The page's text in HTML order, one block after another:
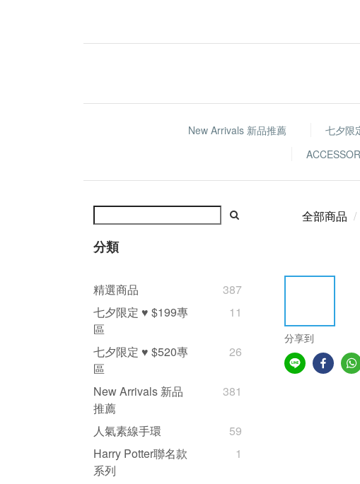
New Arrivals 新品推薦 七夕限
分類
精選商品
387
七夕限定 ♥ $199專
區
11
七夕限定 ♥ $520專
區
26
New Arrivals 新品
推薦
381
人氣素線手環
59
Harry Potter聯名款
系列
1
全部商品
分享到